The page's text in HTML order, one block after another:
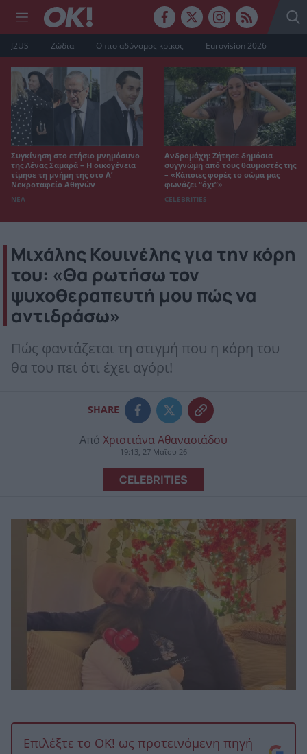
J2US Ζώδια Ο πιο αδύναμος κρίκος Eurovision 2026
Συγκίνηση στο ετήσιο μνημόσυνο
της Λένας Σαμαρά – Η οικογένεια
τίμησε τη μνήμη της στο Α’
Νεκροταφείο Αθηνών
ΝΕΑ
Ανδρομάχη: Ζήτησε δημόσια
συγγνώμη από τους θαυμαστές της
– «Κάποιες φορές το σώμα μας
φωνάζει “όχι”»
CELEBRITIES
Μιχάλης Κουινέλης για την κόρη
του: «Θα ρωτήσω τον
ψυχοθεραπευτή μου πώς να
αντιδράσω»
Πώς φαντάζεται τη στιγμή που η κόρη του
θα του πει ότι έχει αγόρι!
SHARE
Από Χριστιάνα Αθανασιάδου
19:13, 27 Μαΐου 26
CELEBRITIES
Επιλέξτε το OK! ως προτεινόμενη πηγή